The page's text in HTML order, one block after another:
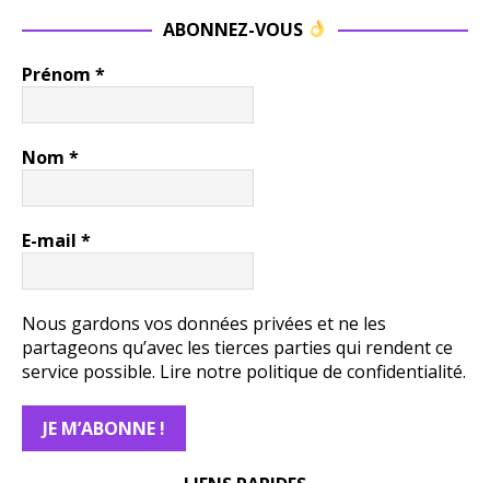
ABONNEZ-VOUS
Prénom *
Nom *
E-mail *
Nous gardons vos données privées et ne les
partageons qu’avec les tierces parties qui rendent ce
service possible. Lire notre politique de confidentialité.